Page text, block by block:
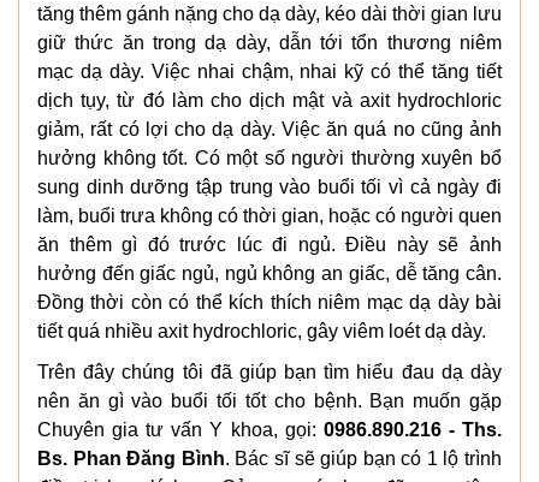
tăng thêm gánh nặng cho dạ dày, kéo dài thời gian lưu
giữ thức ăn trong dạ dày, dẫn tới tổn thương niêm
mạc dạ dày. Việc nhai chậm, nhai kỹ có thể tăng tiết
dịch tụy, từ đó làm cho dịch mật và axit hydrochloric
giảm, rất có lợi cho dạ dày. Việc ăn quá no cũng ảnh
hưởng không tốt. Có một số người thường xuyên bổ
sung dinh dưỡng tập trung vào buổi tối vì cả ngày đi
làm, buổi trưa không có thời gian, hoặc có người quen
ăn thêm gì đó trước lúc đi ngủ. Điều này sẽ ảnh
hưởng đến giấc ngủ, ngủ không an giấc, dễ tăng cân.
Đồng thời còn có thể kích thích niêm mạc dạ dày bài
tiết quá nhiều axit hydrochloric, gây viêm loét dạ dày.
Trên đây chúng tôi đã giúp bạn tìm hiểu đau dạ dày
nên ăn gì vào buổi tối tốt cho bệnh. Bạn muốn gặp
Chuyên gia tư vấn Y khoa, gọi: 0986.890.216 - Ths.
Bs. Phan Đăng Bình. Bác sĩ sẽ giúp bạn có 1 lộ trình